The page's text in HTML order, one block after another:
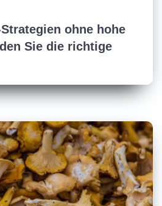
ohne hohe
Sie die richtige